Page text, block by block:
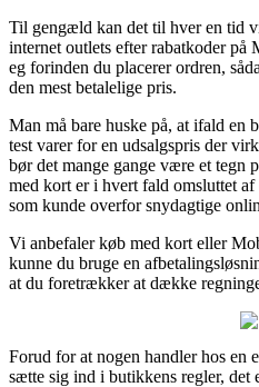
Til gengæld kan det til hver en tid
internet outlets efter rabatkoder
eg forinden du placerer ordren,
den mest betalelige pris.
Man må bare huske på, at ifald en
test varer for en udsalgspris der
bør det mange gange være et tegn
med kort er i hvert fald omsluttet
som kunde overfor snydagtige
Vi anbefaler køb med kort eller
kunne du bruge en
at du foretrækker at dække
Forud for at nogen handler hos en
sætte sig ind i butikkens regler, det